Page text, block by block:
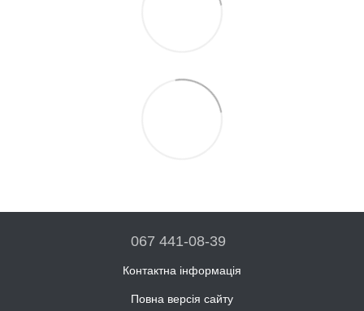
067 441-08-39
Контактна інформація
Повна версія сайту